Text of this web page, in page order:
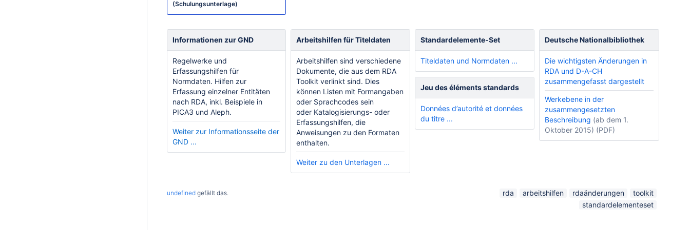
(Schulungsunterlage)
Informationen zur GND
Regelwerke und
Erfassungshilfen für
Normdaten. Hilfen zur
Erfassung einzelner Entitäten
nach RDA, inkl. Beispiele in
PICA3 und Aleph.
Weiter zur Informationsseite der
GND ...
Arbeitshilfen für Titeldaten
Arbeitshilfen sind verschiedene
Dokumente, die aus dem RDA
Toolkit verlinkt sind. Dies
können Listen mit Formangaben
oder Sprachcodes sein
oder Katalogisierungs- oder
Erfassungshilfen, die
Anweisungen zu den Formaten
enthalten.
Weiter zu den Unterlagen ...
Standardelemente-Set
Titeldaten und Normdaten ...
Jeu des éléments standards
Données d’autorité et données
du titre ...
Deutsche Nationalbibliothek
Die wichtigsten Änderungen in
RDA und D-A-CH
zusammengefasst dargestellt
Werkebene in der
zusammengesetzten
Beschreibung (ab dem 1.
Oktober 2015) (PDF)
undefined gefällt das. rda arbeitshilfen rdaänderungen
toolkit
standardelementeset